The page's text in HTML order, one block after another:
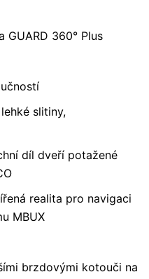
GUARD 360° Plus
slitiny,
díl dveří potažené
realita pro navigaci
MBUX
brzdovými kotouči na